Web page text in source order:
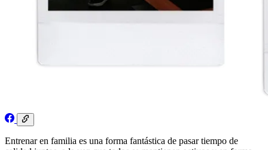
Entrenar en familia es una forma fantástica de pasar tiempo de